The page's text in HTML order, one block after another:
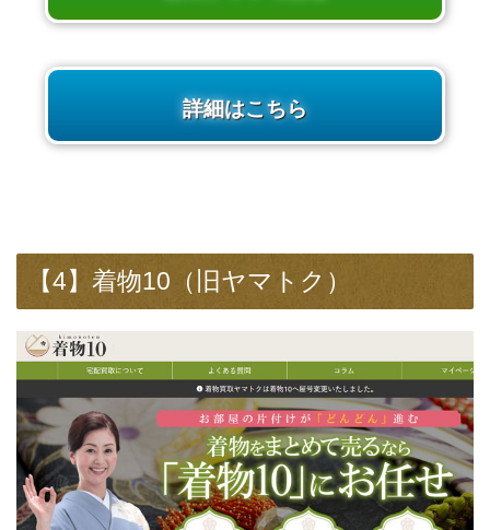
詳細はこちら
【4】着物10（旧ヤマトク）